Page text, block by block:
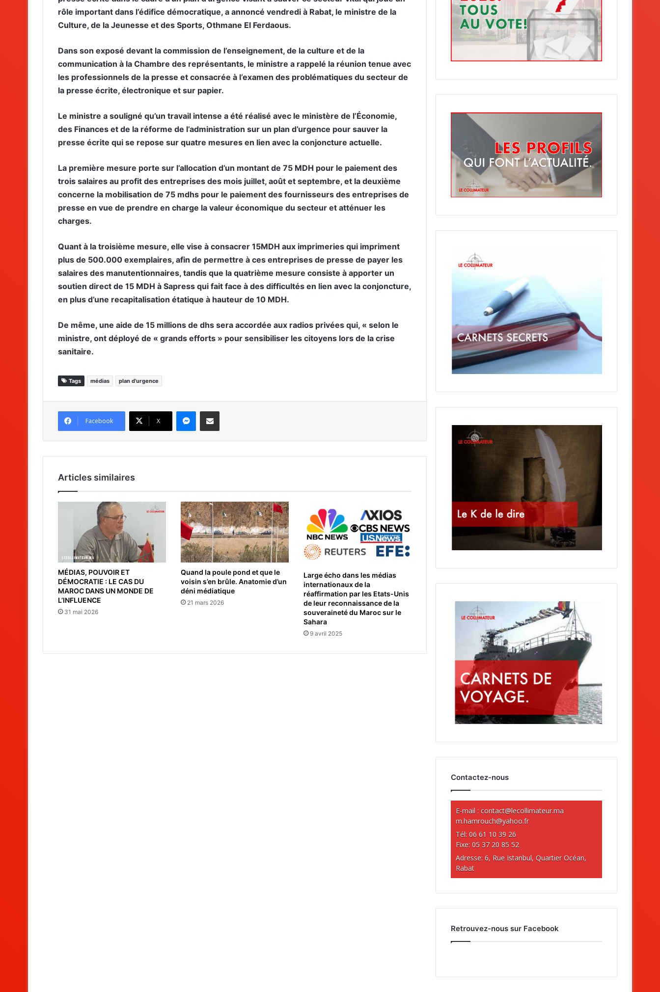
rôle important dans l’édifice démocratique, a annoncé vendredi à Rabat, le ministre de la
Culture, de la Jeunesse et des Sports, Othmane El Ferdaous.
Dans son exposé devant la commission de l’enseignement, de la culture et de la
communication à la Chambre des représentants, le ministre a rappelé la réunion tenue avec
les professionnels de la presse et consacrée à l’examen des problématiques du secteur de
la presse écrite, électronique et sur papier.
Le ministre a souligné qu’un travail intense a été réalisé avec le ministère de l’Économie,
des Finances et de la réforme de l’administration sur un plan d’urgence pour sauver la
presse écrite qui se repose sur quatre mesures en lien avec la conjoncture actuelle.
La première mesure porte sur l’allocation d’un montant de 75 MDH pour le paiement des
trois salaires au profit des entreprises des mois juillet, août et septembre, et la deuxième
concerne la mobilisation de 75 mdhs pour le paiement des fournisseurs des entreprises de
presse en vue de prendre en charge la valeur économique du secteur et atténuer les
charges.
Quant à la troisième mesure, elle vise à consacrer 15MDH aux imprimeries qui impriment
plus de 500.000 exemplaires, afin de permettre à ces entreprises de presse de payer les
salaires des manutentionnaires, tandis que la quatrième mesure consiste à apporter un
soutien direct de 15 MDH à Sapress qui fait face à des difficultés en lien avec la conjoncture,
en plus d’une recapitalisation étatique à hauteur de 10 MDH.
De même, une aide de 15 millions de dhs sera accordée aux radios privées qui, « selon le
ministre, ont déployé de « grands efforts » pour sensibiliser les citoyens lors de la crise
sanitaire.
Tags médias plan d'urgence
Facebook X
Articles similaires
MÉDIAS, POUVOIR ET
DÉMOCRATIE : LE CAS DU
MAROC DANS UN MONDE DE
L’INFLUENCE
31 mai 2026
Quand la poule pond et que le
voisin s’en brûle. Anatomie d’un
déni médiatique
21 mars 2026
Large écho dans les médias
internationaux de la
réaffirmation par les Etats-Unis
de leur reconnaissance de la
souveraineté du Maroc sur le
Sahara
9 avril 2025
Contactez-nous
E-mail :contact@lecollimateur.ma
m.hamrouch@yahoo.fr
Tél: 06 61 10 39 26
Fixe: 05 37 20 85 52
Adresse: 6, Rue Istanbul, Quartier Océan,
Rabat
Retrouvez-nous sur Facebook